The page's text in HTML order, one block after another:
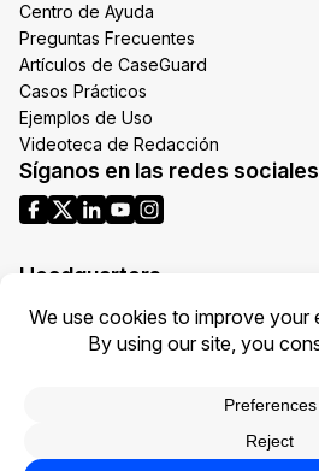
Centro de Ayuda
Preguntas Frecuentes
Artículos de CaseGuard
Casos Prácticos
Ejemplos de Uso
Videoteca de Redacción
Síganos en las redes sociales
Headquarters
1700 N Moore St Suite 1701
Arlington VA 22209